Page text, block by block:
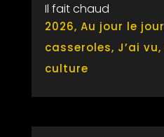
Il fait chaud
2026, Au jour le jour
casseroles, J’ai vu,
culture